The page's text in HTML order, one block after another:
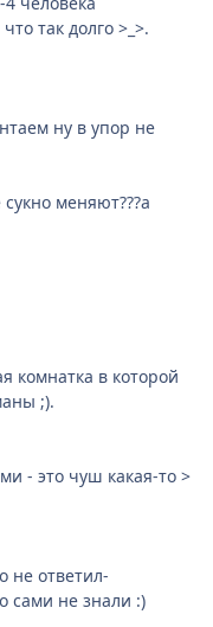
так долго >_>.
ну в упор не
меняют???а
комнатка в которой
;).
- это чуш какая-то >
не ответил-
сами не знали :)